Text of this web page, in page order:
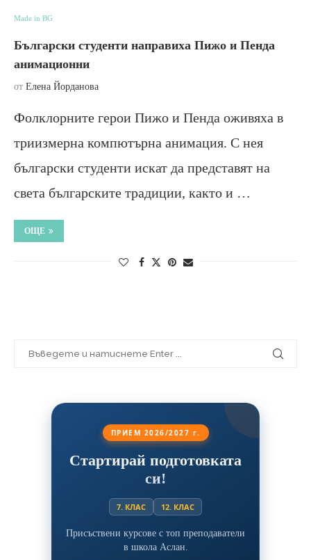
Made in BG
Български студенти направиха Пижо и Пенда
анимационни
от Елена Йорданова
Фолклорните герои Пижо и Пенда оживяха в
триизмерна компютърна анимация. С нея
български студенти искат да представят на
света българските традиции, както и …
ОЩЕ
ПРИЕМ 2026/2027 г.
Стартирай подготовката
си!
7. КЛАС 12. КЛАС
Присъствени курсове с топ преподаватели
в школа Аслан.